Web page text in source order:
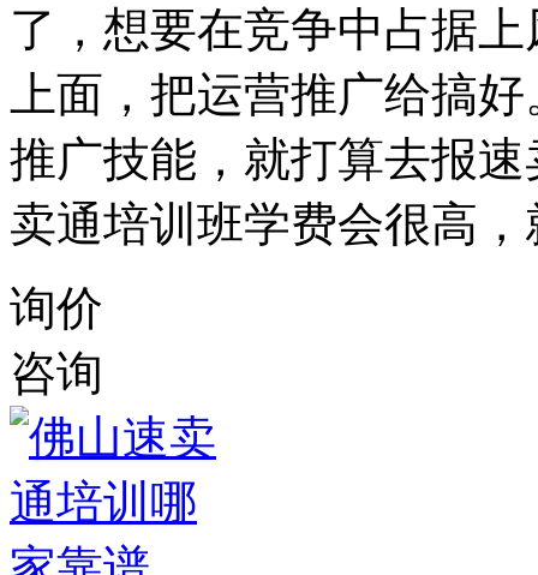
了，想要在竞争中占据
上面，把运营推广给搞
推广技能，就打算去报
卖通培训班学费会很高
询价
咨询